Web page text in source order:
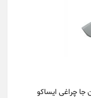
چراغی ایساکو